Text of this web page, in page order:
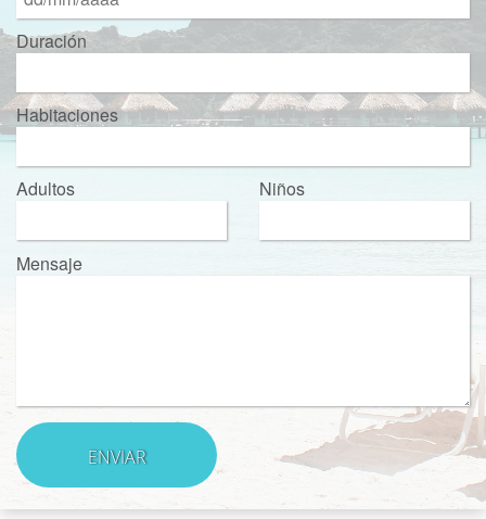
Duración
Habitaciones
Adultos Niños
Mensaje